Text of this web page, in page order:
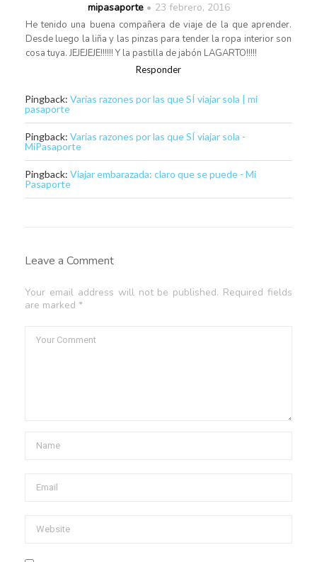
mipasaporte 23 febrero, 2016
He tenido una buena compañera de viaje de la que aprender.
Desde luego la liña y las pinzas para tender la ropa interior son
cosa tuya. JEJEJEJE!!!!!! Y la pastilla de jabón LAGARTO!!!!!
Responder
Pingback: Varias razones por las que SÍ viajar sola | mi
pasaporte
Pingback: Varias razones por las que SÍ viajar sola -
MiPasaporte
Pingback: Viajar embarazada: claro que se puede - Mi
Pasaporte
Leave a Comment
Your email address will not be published. Required fields
are marked *